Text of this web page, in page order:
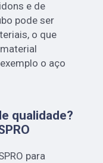
e de
pode ser
o que
o aço
qualidade?
para